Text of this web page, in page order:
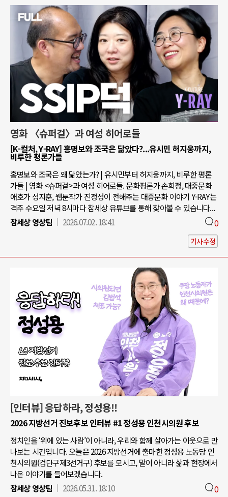
영화 〈슈퍼걸〉과 여성 히어로들
[K-컬처, Y-RAY] 홍명보와 조국은 닮았다?...유시민 허지웅까지,
비루한 평론가들
홍명보와 조국은 왜 닮았는가? | 유시민부터 허지웅까지, 비루한 평론
가들 | 영화 <슈퍼걸>과 여성 히어로들. 문화평론가 손희정, 대중문화
애호가 성지훈, 웹툰작가 진정성이 전해주는 대중문화 이야기 Y-RAY는
격주 수요일 저녁 8시마다 참세상 유튜브를 통해 찾아볼 수 있습니다...
참세상 영상팀
2026.07.02. 18:41 0
기사수정
[인터뷰] 응답하라, 정성용!!
2026 지방선거 진보후보 인터뷰 #1 정성용 인천시의원 후보
정치인을 ‘위에 있는 사람’이 아니라, 우리와 함께 살아가는 이웃으로 만
나보는 시간입니다. 오늘은 2026 지방선거에 출마한 정성용 노동당 인
천시의원(검단구제3선거구) 후보를 모시고, 말이 아니라 삶과 현장에서
나온 이야기를 들어보겠습니다.
참세상 영상팀
2026.05.31. 18:10 0